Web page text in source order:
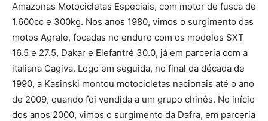
Amazonas Motocicletas Especiais, com motor de fusca de
1.600cc e 300kg. Nos anos 1980, vimos o surgimento das
motos Agrale, focadas no enduro com os modelos SXT
16.5 e 27.5, Dakar e Elefantré 30.0, já em parceria com a
italiana Cagiva. Logo em seguida, no final da década de
1990, a Kasinski montou motocicletas nacionais até o ano
de 2009, quando foi vendida a um grupo chinês. No início
dos anos 2000, vimos o surgimento da Dafra, em parceria